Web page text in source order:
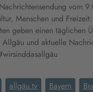
vom
Menschen und
geben einen täglichen
Allgäu und aktuelle
allgäu.tv Bayern